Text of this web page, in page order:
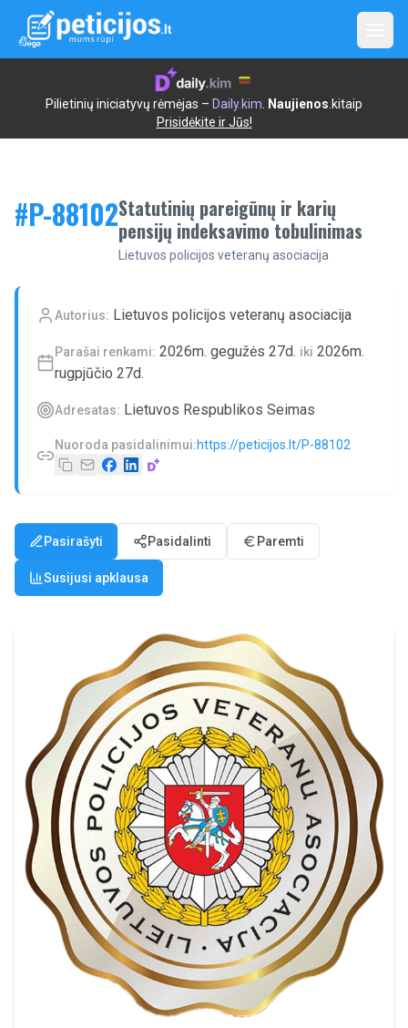
Pilietinių iniciatyvų rėmėjas – Daily.kim Naujienos .kitaip
Prisidėkite ir Jūs!
#P-88102Statutinių pareigūnų ir karių
pensijų indeksavimo tobulinimas
Lietuvos policijos veteranų asociacija
Autorius: Lietuvos policijos veteranų asociacija
Parašai renkami: 2026m. gegužės 27d. iki 2026m.
rugpjūčio 27d.
Adresatas: Lietuvos Respublikos Seimas
Nuoroda pasidalinimui:https://peticijos.lt/P-88102
Pasirašyti Pasidalinti Paremti
Susijusi apklausa